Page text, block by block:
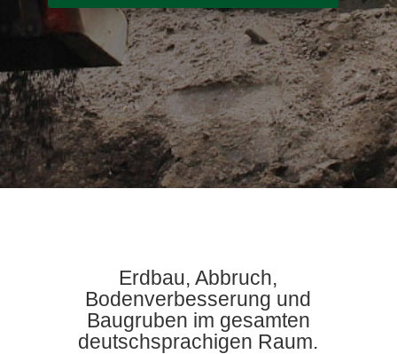
Erdbau, Abbruch,
Bodenverbesserung und
Baugruben im gesamten
deutschsprachigen Raum.